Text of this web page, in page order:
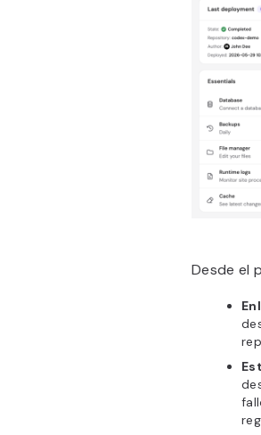
Desde el